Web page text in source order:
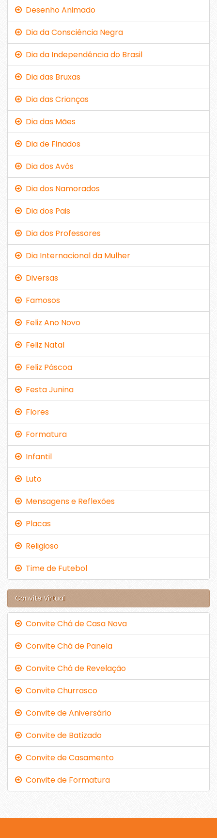
Desenho Animado
Dia da Consciência Negra
Dia da Independência do Brasil
Dia das Bruxas
Dia das Crianças
Dia das Mães
Dia de Finados
Dia dos Avós
Dia dos Namorados
Dia dos Pais
Dia dos Professores
Dia Internacional da Mulher
Diversas
Famosos
Feliz Ano Novo
Feliz Natal
Feliz Páscoa
Festa Junina
Flores
Formatura
Infantil
Luto
Mensagens e Reflexões
Placas
Religioso
Time de Futebol
Convite Virtual
Convite Chá de Casa Nova
Convite Chá de Panela
Convite Chá de Revelação
Convite Churrasco
Convite de Aniversário
Convite de Batizado
Convite de Casamento
Convite de Formatura